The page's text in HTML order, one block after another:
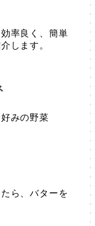
率良く、簡単
します。
みの野菜
ら、バターを